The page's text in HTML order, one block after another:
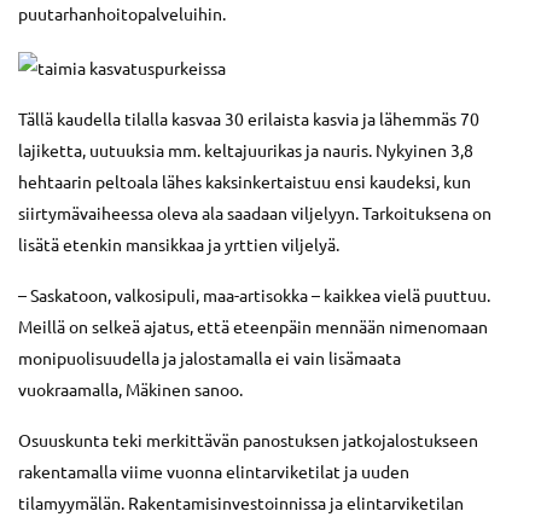
puutarhanhoitopalveluihin.
Tällä kaudella tilalla kasvaa 30 erilaista kasvia ja lähemmäs 70
lajiketta, uutuuksia mm. keltajuurikas ja nauris. Nykyinen 3,8
hehtaarin peltoala lähes kaksinkertaistuu ensi kaudeksi, kun
siirtymävaiheessa oleva ala saadaan viljelyyn. Tarkoituksena on
lisätä etenkin mansikkaa ja yrttien viljelyä.
– Saskatoon, valkosipuli, maa-artisokka – kaikkea vielä puuttuu.
Meillä on selkeä ajatus, että eteenpäin mennään nimenomaan
monipuolisuudella ja jalostamalla ei vain lisämaata
vuokraamalla, Mäkinen sanoo.
Osuuskunta teki merkittävän panostuksen jatkojalostukseen
rakentamalla viime vuonna elintarviketilat ja uuden
tilamyymälän. Rakentamisinvestoinnissa ja elintarviketilan